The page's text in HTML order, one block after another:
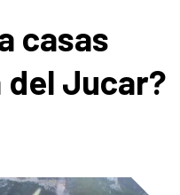
casas
Jucar?